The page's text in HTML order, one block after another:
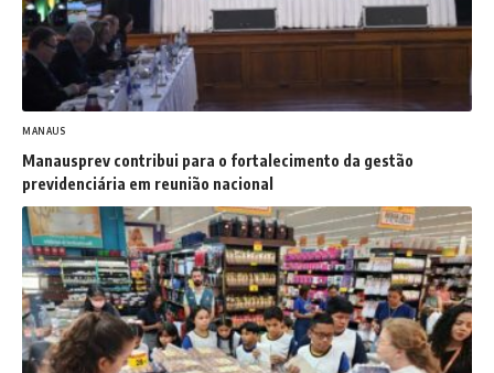
MANAUS
Manausprev contribui para o fortalecimento da gestão
previdenciária em reunião nacional